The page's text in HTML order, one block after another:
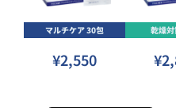
マルチケア 30包
¥2,550
乾燥